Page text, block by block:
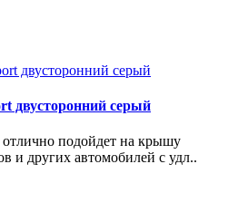
двусторонний серый
подойдет на крышу
и других автомобилей с удл..